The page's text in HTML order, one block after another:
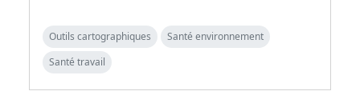
Outils cartographiques
Santé environnement
Santé travail